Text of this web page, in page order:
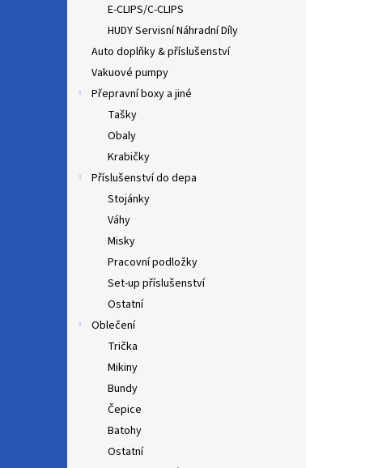
E-CLIPS/C-CLIPS
HUDY Servisní Náhradní Díly
Auto doplňky & příslušenství
Vakuové pumpy
Přepravní boxy a jiné
Tašky
Obaly
Krabičky
Příslušenství do depa
Stojánky
Váhy
Misky
Pracovní podložky
Set-up příslušenství
Ostatní
Oblečení
Trička
Mikiny
Bundy
Čepice
Batohy
Ostatní